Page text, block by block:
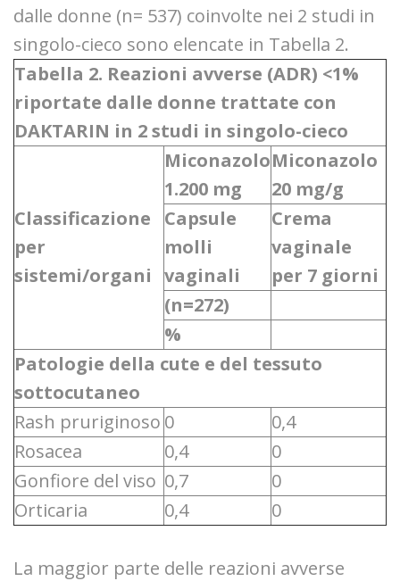
dalle donne (n= 537) coinvolte nei 2 studi in
singolo-cieco sono elencate in Tabella 2.
Tabella 2. Reazioni avverse (ADR) <1%
riportate dalle donne trattate con
DAKTARIN in 2 studi in singolo-cieco
Classificazione
per
sistemi/organi
Miconazolo
1.200 mg
Miconazolo
20 mg/g
Capsule
molli
vaginali
Crema
vaginale
per 7 giorni
(n=272)
%
Patologie della cute e del tessuto
sottocutaneo
Rash pruriginoso 0
0,4
Rosacea
0,4
0
Gonfiore del viso 0,7
0
Orticaria
0,4 0
La maggior parte delle reazioni avverse